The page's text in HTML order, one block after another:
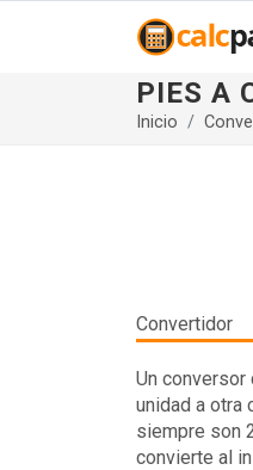
PIES A
Inicio
Convertidor
Un conversor
unidad a otra
siempre son
convierte al